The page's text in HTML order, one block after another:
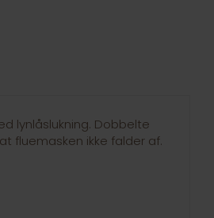
lynlåslukning. Dobbelte
fluemasken ikke falder af.